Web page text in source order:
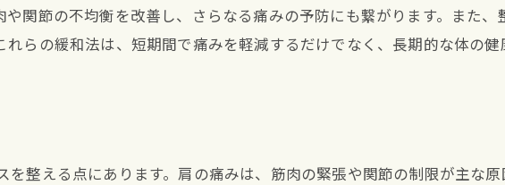
善に向けた整体の新しい道筋
活用した肩痛からの解放体験
関節の不均衡を改善し、さらなる痛みの予防にも繋がります。また、
らの緩和法は、短期間で痛みを軽減するだけでなく、長期的な体の
整える点にあります。肩の痛みは、筋肉の緊張や関節の制限が主な